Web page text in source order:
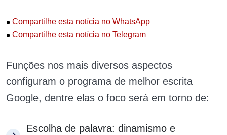
• Compartilhe esta notícia no WhatsApp
• Compartilhe esta notícia no Telegram
Funções nos mais diversos aspectos
configuram o programa de melhor escrita
Google, dentre elas o foco será em torno de:
Escolha de palavra: dinamismo e